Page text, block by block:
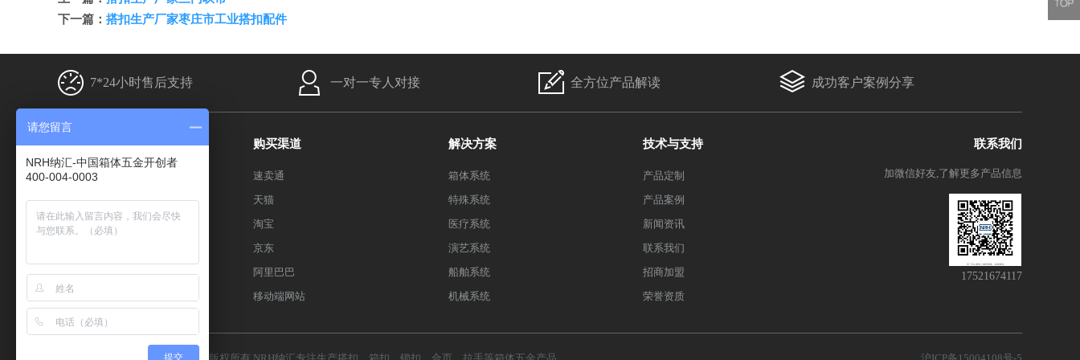
下一篇： 搭扣生产厂家枣庄市工业搭扣配件
7*24小时售后支持 一对一专人对接 全方位产品解读 成功客户案例分享
产品分类
搭扣系列
箱扣系列
拉手系列
包角系列
百度sitemap
购买渠道
速卖通
天猫
淘宝
京东
阿里巴巴
移动端网站
解决方案
箱体系统
特殊系统
医疗系统
演艺系统
船舶系统
机械系统
技术与支持
产品定制
产品案例
新闻资讯
联系我们
招商加盟
荣誉资质
联系我们
加微信好友,了解更多产品信息
17521674117
请您留言
NRH纳汇-中国箱体五金开创者
400-004-0003
提交